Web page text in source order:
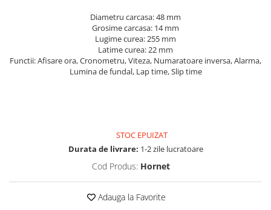
Diametru carcasa: 48 mm
Grosime carcasa: 14 mm
Lugime curea: 255 mm
Latime curea: 22 mm
Functii: Afisare ora, Cronometru, Viteza, Numaratoare inversa, Alarma,
Lumina de fundal, Lap time, Slip time
STOC EPUIZAT
Durata de livrare: 1-2 zile lucratoare
Cod Produs: Hornet
Adauga la Favorite